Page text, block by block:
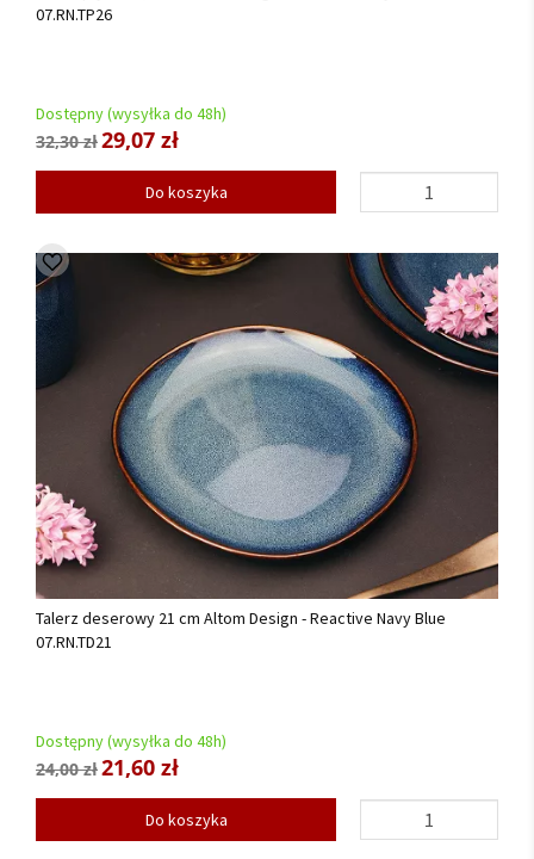
07.RN.TP26
Dostępny (wysyłka do 48h)
32,30 zł29,07 zł
Do koszyka
Talerz deserowy 21 cm Altom Design - Reactive Navy Blue
07.RN.TD21
Dostępny (wysyłka do 48h)
24,00 zł21,60 zł
Do koszyka